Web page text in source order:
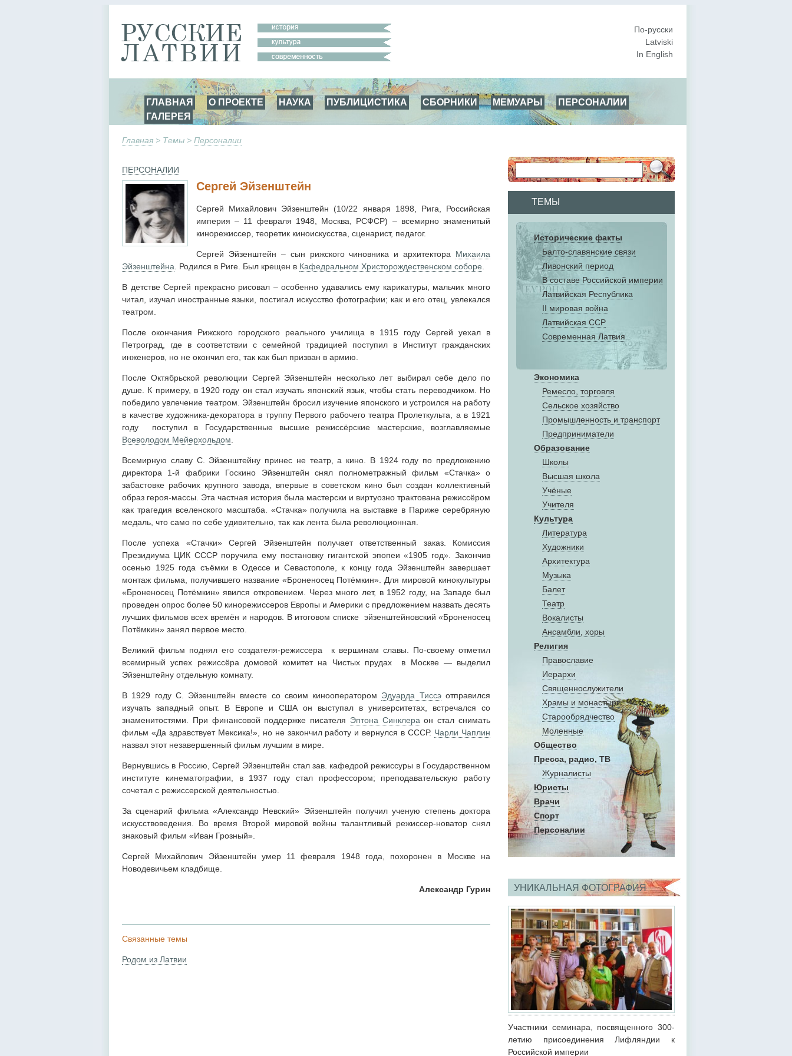
По-русски
Latviski
In English
ГЛАВНАЯ О ПРОЕКТЕ НАУКА ПУБЛИЦИСТИКА СБОРНИКИ МЕМУАРЫ
ПЕРСОНАЛИИ
ГАЛЕРЕЯ
Главная > Темы > Персоналии
ТЕМЫ
Исторические факты
Балто-славянские связи
Ливонский период
В составе Российской империи
Латвийская Республика
II мировая война
Латвийская ССР
Современная Латвия
Экономика
Ремесло, торговля
Сельское хозяйство
Промышленность и транспорт
Предприниматели
Образование
Школы
Высшая школа
Учёные
Учителя
Культура
Литература
Художники
Aрхитектура
Музыка
Балет
Театр
Вокалисты
Aнсамбли, хоры
Религия
Православие
Иерархи
Священнослужители
Храмы и монастыри
Старообрядчество
Моленные
Общество
Пресса, радио, ТВ
Журналисты
Юристы
Врачи
Спорт
Персоналии
УНИКАЛЬНАЯ ФОТОГРАФИЯ
Участники семинара, посвященного 300-
летию присоединения Лифляндии к
Российской империи
ПЕРСОНАЛИИ
Сергей Эйзенштейн
Сергей Михайлович Эйзенштейн (10/22 января 1898, Рига, Российская
империя – 11 февраля 1948, Москва, РСФСР) – всемирно знаменитый
кинорежиссер, теоретик киноискусства, сценарист, педагог.
Сергей Эйзенштейн – cын рижского чиновника и архитектора Михаила
Эйзенштейна . Родился в Риге. Был крещен в Кафедральном Христорождественском соборе
В детстве Сергей прекрасно рисовал – особенно удавались ему карикатуры, мальчик много
читал, изучал иностранные языки, постигал искусство фотографии; как и его отец, увлекался
театром.
После окончания Рижского городского реального училища в 1915 году Сергей уехал в
Петроград, где в соответствии с семейной традицией поступил в Институт гражданских
инженеров, но не окончил его, так как был призван в армию.
После Октябрьской революции Сергей Эйзенштейн несколько лет выбирал себе дело по
душе. К примеру, в 1920 году он стал изучать японский язык, чтобы стать переводчиком. Но
победило увлечение театром. Эйзенштейн бросил изучение японского и устроился на работу
в качестве художника-декоратора в труппу Первого рабочего театра Пролеткульта, а в 1921
году поступил в Государственные высшие режиссёрские мастерские, возглавляемые
Всеволодом Мейерхольдом
Всемирную славу С. Эйзенштейну принес не театр, а кино. В 1924 году по предложению
директора 1-й фабрики Госкино Эйзенштейн снял полнометражный фильм «Стачка» о
забастовке рабочих крупного завода, впервые в советском кино был создан коллективный
образ героя-массы. Эта частная история была мастерски и виртуозно трактована режиссёром
как трагедия вселенского масштаба. «Стачка» получила на выставке в Париже серебряную
медаль, что само по себе удивительно, так как лента была революционная.
После успеха «Стачки» Сергей Эйзенштейн получает ответственный заказ. Комиссия
Президиума ЦИК СССР поручила ему постановку гигантской эпопеи «1905 год». Закончив
осенью 1925 года съёмки в Одессе и Севастополе, к концу года Эйзенштейн завершает
монтаж фильма, получившего название «Броненосец Потёмкин». Для мировой кинокультуры
«Броненосец Потёмкин» явился откровением. Через много лет, в 1952 году, на Западе был
проведен опрос более 50 кинорежиссеров Европы и Америки с предложением назвать десять
лучших фильмов всех времён и народов. В итоговом списке эйзенштейновский «Броненосец
Потёмкин» занял первое место.
Великий фильм поднял его создателя-режиссера к вершинам славы. По-своему отметил
всемирный успех режиссёра домовой комитет на Чистых прудах в Москве — выделил
Эйзенштейну отдельную комнату.
В 1929 году С. Эйзенштейн вместе со своим кинооператором Эдуарда Тиссэотправился
изучать западный опыт. В Европе и США он выступал в университетах, встречался со
знаменитостями. При финансовой поддержке писателя Эптона Синклера он стал снимать
фильм «Да здравствует Мексика!», но не закончил работу и вернулся в СССР. Чарли Чаплин
назвал этот незавершенный фильм лучшим в мире.
Вернувшись в Россию, Сергей Эйзенштейн стал зав. кафедрой режиссуры в Государственном
институте кинематографии, в 1937 году стал профессором; преподавательскую работу
сочетал с режиссерской деятельностью.
За сценарий фильма «Александр Невский» Эйзенштейн получил ученую степень доктора
искусствоведения. Во время Второй мировой войны талантливый режиссер-новатор снял
знаковый фильм «Иван Грозный».
Сергей Михайлович Эйзенштейн умер 11 февраля 1948 года, похоронен в Москве на
Новодевичьем кладбище.
Александр Гурин
Связанные темы
Родом из Латвии